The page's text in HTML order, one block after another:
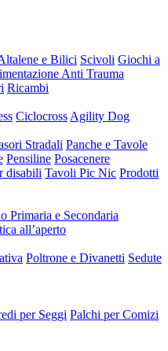
e Bilici Scivoli Giochi a
Anti Trauma
Ricambi
Ciclocross Agility Dog
Stradali Panche e Tavole
Pensiline Posacenere
disabili Tavoli Pic Nic Prodotti
Primaria e Secondaria
all’aperto
Poltrone e Divanetti Sedute
per Seggi Palchi per Comizi